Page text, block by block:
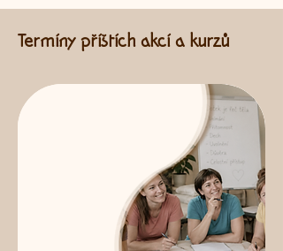
Termíny příštích akcí a kurzů